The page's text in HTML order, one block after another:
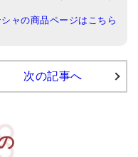
）
シャの商品ページはこちら
次の記事へ